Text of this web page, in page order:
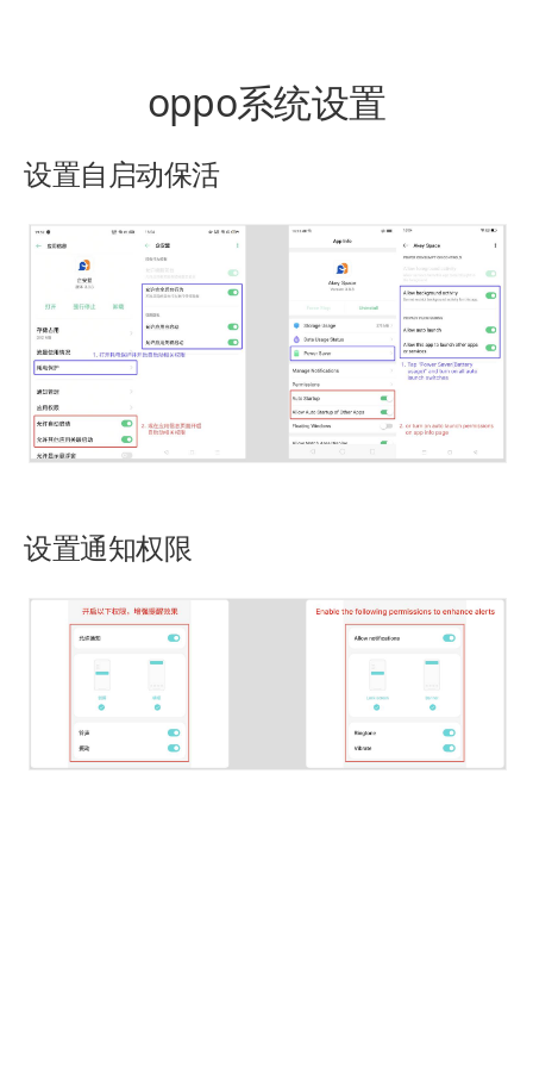
oppo系统设置
设置自启动保活
设置通知权限